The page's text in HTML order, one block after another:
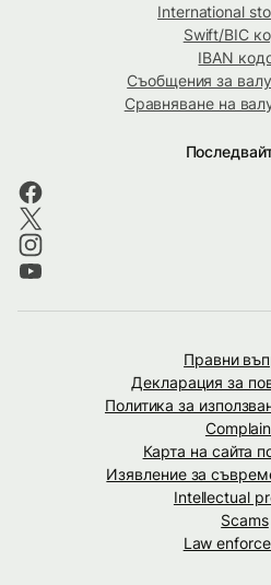
International
Swift/BIC
IBAN
Съобщения за
Сравняване на
Правни
Декларация за
Политика за
Карта на сайта
Изявление за
Intellectual
Scams
Law